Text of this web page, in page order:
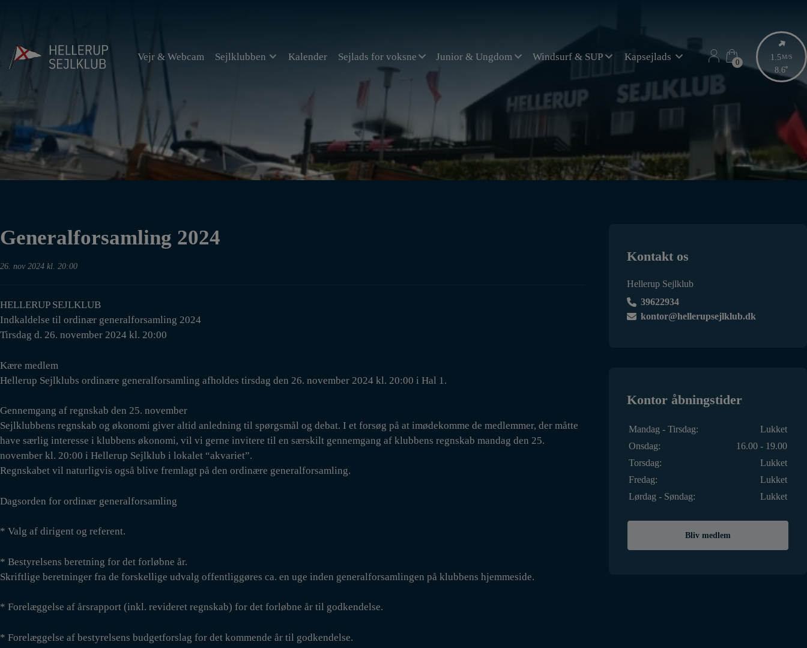
Vejr & Webcam
Sejlklubben Kalender Sejlads for voksne Junior & Ungdom Windsurf & SUP Kapsejlads 0
0
1.5M/S
8.6
Generalforsamling 2024
26. nov 2024 kl. 20:00
HELLERUP SEJLKLUB
Indkaldelse til ordinær generalforsamling 2024
Tirsdag d. 26. november 2024 kl. 20:00
Kære medlem
Hellerup Sejlklubs ordinære generalforsamling afholdes tirsdag den 26. november 2024 kl. 20:00 i Hal 1.
Gennemgang af regnskab den 25. november
Sejlklubbens regnskab og økonomi giver altid anledning til spørgsmål og debat. I et forsøg på at imødekomme de medlemmer, der måtte
have særlig interesse i klubbens økonomi, vil vi gerne invitere til en særskilt gennemgang af klubbens regnskab mandag den 25.
november kl. 20:00 i Hellerup Sejlklub i lokalet “akvariet”.
Regnskabet vil naturligvis også blive fremlagt på den ordinære generalforsamling.
Dagsorden for ordinær generalforsamling
* Valg af dirigent og referent.
* Bestyrelsens beretning for det forløbne år.
Skriftlige beretninger fra de forskellige udvalg offentliggøres ca. en uge inden generalforsamlingen på klubbens hjemmeside.
* Forelæggelse af årsrapport (inkl. revideret regnskab) for det forløbne år til godkendelse.
* Forelæggelse af bestyrelsens budgetforslag for det kommende år til godkendelse.
Kontakt os
Hellerup Sejlklub
39622934
kontor@hellerupsejlklub.dk
Kontor åbningstider
Mandag - Tirsdag:
Lukket
Onsdag:
16.00 - 19.00
Torsdag:
Lukket
Fredag:
Lukket
Lørdag - Søndag:
Lukket
Bliv medlem